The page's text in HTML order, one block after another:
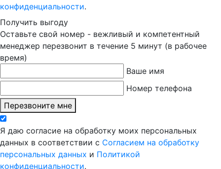
конфиденциальности.
Получить выгоду
Оставьте свой номер - вежливый и компетентный
менеджер перезвонит в течение 5 минут (в рабочее
время)
Ваше имя
Номер телефона
Перезвоните мне
Я даю согласие на обработку моих персональных
данных в соответствии с Согласием на обработку
персональных данных и Политикой
конфиденциальности.